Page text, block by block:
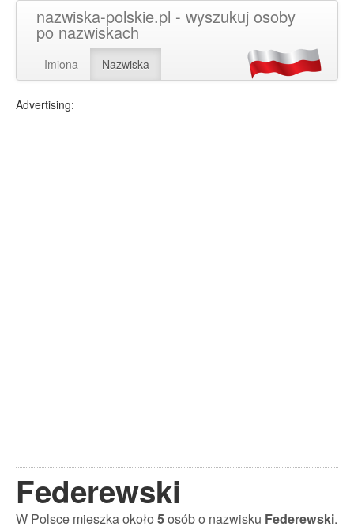
nazwiska-polskie.pl - wyszukuj osoby
po nazwiskach
Imiona Nazwiska
Advertising:
Federewski
W Polsce mieszka około5osób o nazwisku Federewski.